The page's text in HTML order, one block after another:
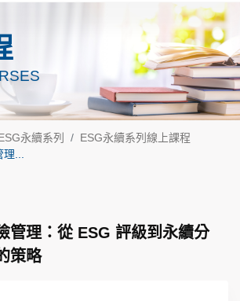
永續系列
ESG永續系列線上課程
...
管理：從 ESG 評級到永續分
策略